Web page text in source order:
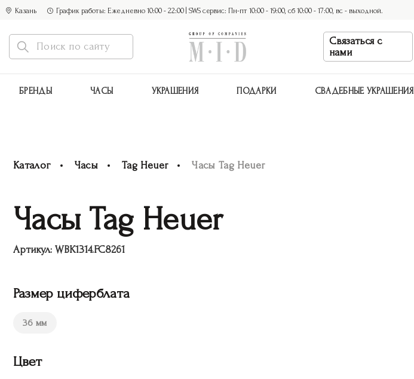
Казань График работы: Ежедневно 10:00 - 22:00 | SWS сервис: Пн-пт 10:00 - 19:00, сб 10:00 - 17:00, вс - выходной.
Связаться с
нами
БРЕНДЫ ЧАСЫ УКРАШЕНИЯ ПОДАРКИ СВАДЕБНЫЕ УКРАШЕНИЯ
Каталог Часы Tag Heuer Часы Tag Heuer
Часы Tag Heuer
Артикул: WBK1314.FC8261
Размер циферблата
36 мм
Цвет